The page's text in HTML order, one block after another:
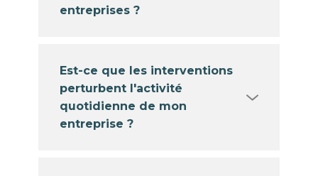
entreprises ?
Est-ce que les interventions
perturbent l'activité
quotidienne de mon
entreprise ?